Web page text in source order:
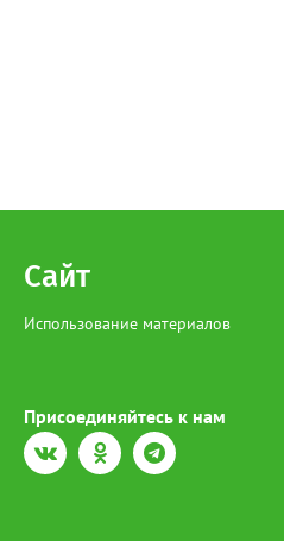
Сайт
Использование материалов
Присоединяйтесь к нам